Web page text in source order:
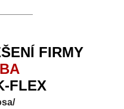
FIRMY
FLEX